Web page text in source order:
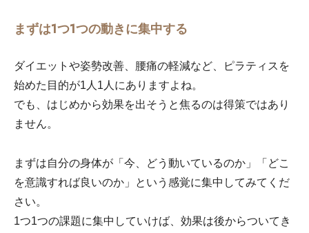
まずは1つ1つの動きに集中する
ダイエットや姿勢改善、腰痛の軽減など、ピラティスを
始めた目的が1人1人にありますよね。
でも、はじめから効果を出そうと焦るのは得策ではあり
ません。
まずは自分の身体が「今、どう動いているのか」「どこ
を意識すれば良いのか」という感覚に集中してみてくだ
さい。
1つ1つの課題に集中していけば、効果は後からついてき